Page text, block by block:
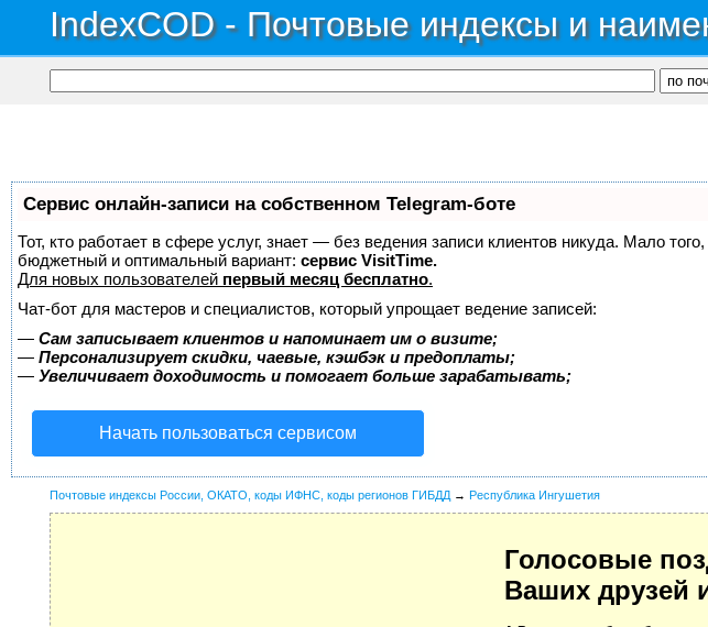
IndexCOD - Почтовые индексы и
Сервис онлайн-записи на собственном Telegram-боте
Тот, кто работает в сфере услуг, знает — без ведения записи клиентов никуда. Мало
бюджетный и оптимальный вариант: сервис VisitTime.
Для новых пользователей первый месяц бесплатно.
Чат-бот для мастеров и специалистов, который упрощает ведение записей:
— Сам записывает клиентов и напоминает им о визите;
— Персонализирует скидки, чаевые, кэшбэк и предоплаты;
— Увеличивает доходимость и помогает больше зарабатывать;
Начать пользоваться сервисом
Почтовые индексы России, ОКАТО, коды ИФНС, коды регионов ГИБДД → Республика Ингушетия
Голосовые
Ваших друзей